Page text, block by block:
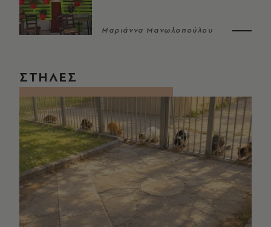
Μαριάννα Μανωλοπούλου
ΣΤΗΛΕΣ